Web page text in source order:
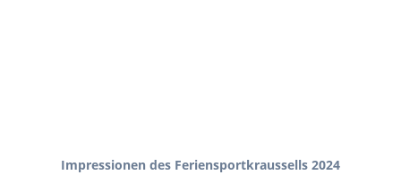
Impressionen des Feriensportkraussells 2024